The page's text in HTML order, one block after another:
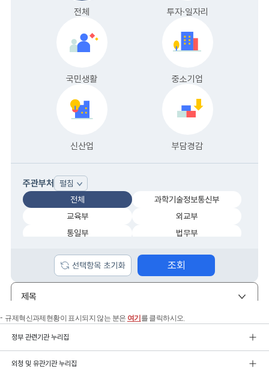
규제혁신과제현황이 표시되지 않는 분은 여기 를 클릭하시오.
정부 관련기관 누리집
외청 및 유관기관 누리집